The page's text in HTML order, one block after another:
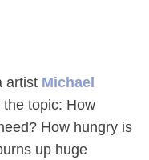
artist Michael
topic: How
How hungry is
up huge